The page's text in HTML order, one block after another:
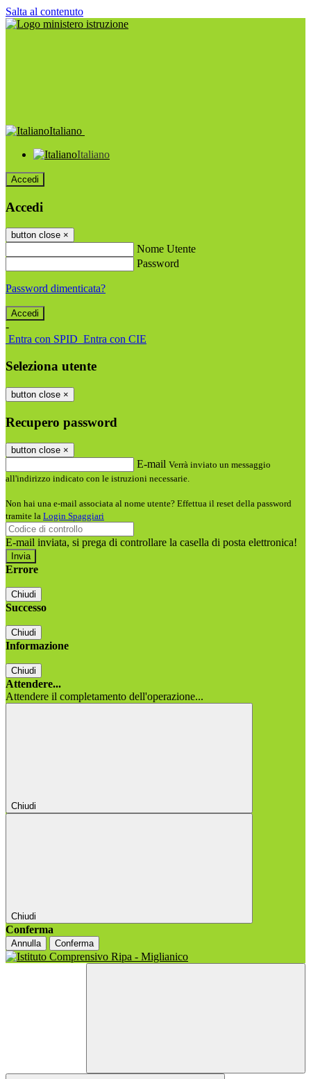
Salta al contenuto
Italiano
Italiano
Accedi
Accedi
button close ×
Nome Utente
Password
Password dimenticata?
-
Entra con SPID Entra con CIE
Seleziona utente
button close ×
Recupero password
button close ×
E-mail Verrà inviato un messaggio
all'indirizzo indicato con le istruzioni necessarie.
Non hai una e-mail associata al nome utente? Effettua il reset della password
tramite la Login Spaggiari
E-mail inviata, si prega di controllare la casella di posta elettronica!
Errore
Chiudi
Successo
Chiudi
Informazione
Chiudi
Attendere...
Attendere il completamento dell'operazione...
Chiudi
Chiudi
Conferma
Annulla Conferma